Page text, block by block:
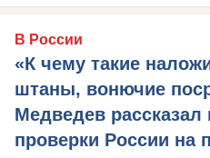
В России
«К чему такие
штаны, вонючие
Медведев
проверки России на